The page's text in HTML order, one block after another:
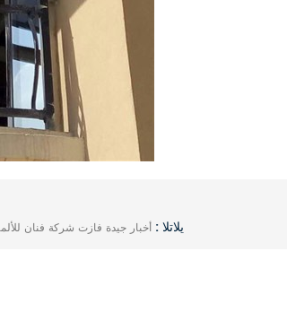
يلاتلا : أخبار جيدة فازت شركة فنان للألمنيوم بجائزة أفضل 20 شركة